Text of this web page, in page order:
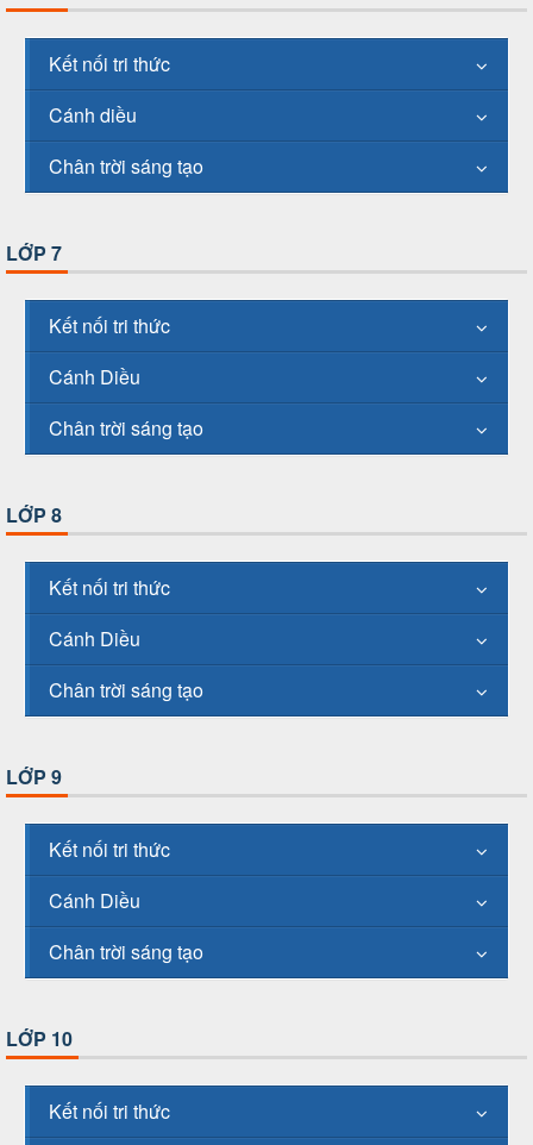
Kết nối tri thức
Cánh diều
Chân trời sáng tạo
LỚP 7
Kết nối tri thức
Cánh Diều
Chân trời sáng tạo
LỚP 8
Kết nối tri thức
Cánh Diều
Chân trời sáng tạo
LỚP 9
Kết nối tri thức
Cánh Diều
Chân trời sáng tạo
LỚP 10
Kết nối tri thức